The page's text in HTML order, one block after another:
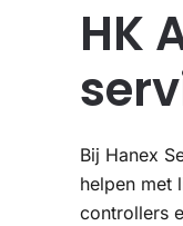
HK
Bij Hanex
helpen met
controllers